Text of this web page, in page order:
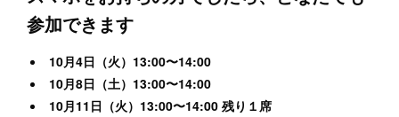
参加できます
10月4日（火）13:00〜14:00
10月8日（土）13:00〜14:00
10月11日（火）13:00〜14:00 残り１席